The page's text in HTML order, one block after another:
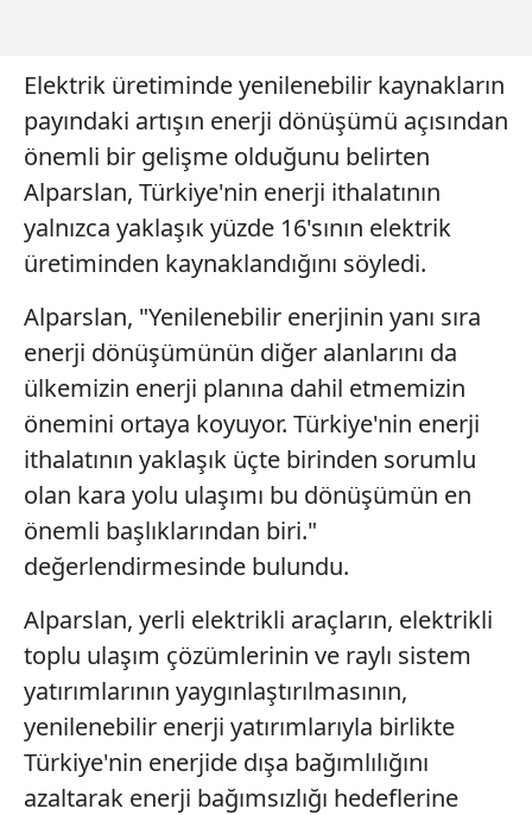
Elektrik üretiminde yenilenebilir kaynakların
payındaki artışın enerji dönüşümü açısından
önemli bir gelişme olduğunu belirten
Alparslan, Türkiye'nin enerji ithalatının
yalnızca yaklaşık yüzde 16'sının elektrik
üretiminden kaynaklandığını söyledi.
Alparslan, "Yenilenebilir enerjinin yanı sıra
enerji dönüşümünün diğer alanlarını da
ülkemizin enerji planına dahil etmemizin
önemini ortaya koyuyor. Türkiye'nin enerji
ithalatının yaklaşık üçte birinden sorumlu
olan kara yolu ulaşımı bu dönüşümün en
önemli başlıklarından biri."
değerlendirmesinde bulundu.
Alparslan, yerli elektrikli araçların, elektrikli
toplu ulaşım çözümlerinin ve raylı sistem
yatırımlarının yaygınlaştırılmasının,
yenilenebilir enerji yatırımlarıyla birlikte
Türkiye'nin enerjide dışa bağımlılığını
azaltarak enerji bağımsızlığı hedeflerine